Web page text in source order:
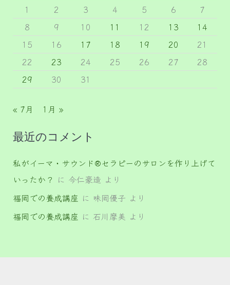
1
2 3 4 5 6
7
8
9 10 11 12 13
14
15
16 17 18 19 20
21
22
23 24 25 26 27
28
29
30 31
« 7月 1月 »
最近のコメント
私がイーマ・サウンド®セラピーのサロンを作り上げて
いったか？ に 今仁豪造 より
福岡での養成講座 に 味岡優子 より
福岡での養成講座 に 石川摩美 より